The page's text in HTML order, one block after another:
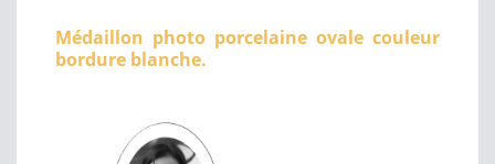
Médaillon photo porcelaine ovale couleur
bordure blanche.